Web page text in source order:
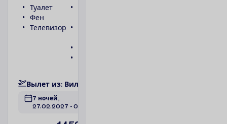
Туалет
Фен
Телевизор
Вылет из: Вил
7 ночей,
27.02.2027 - 06.03.2027